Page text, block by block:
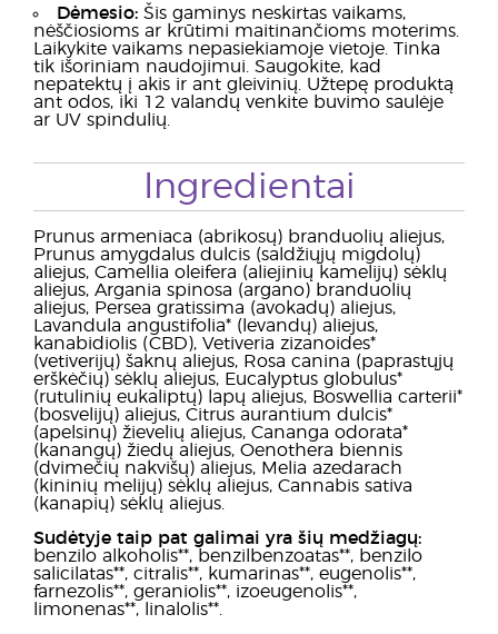
Dėmesio: Šis gaminys neskirtas vaikams,
nėščiosioms ar krūtimi maitinančioms moterims.
Laikykite vaikams nepasiekiamoje vietoje. Tinka
tik išoriniam naudojimui. Saugokite, kad
nepatektų į akis ir ant gleivinių. Užtepę produktą
ant odos, iki 12 valandų venkite buvimo saulėje
ar UV spindulių.
Ingredientai
Prunus armeniaca (abrikosų) branduolių aliejus,
Prunus amygdalus dulcis (saldžiųjų migdolų)
aliejus, Camellia oleifera (aliejinių kamelijų) sėklų
aliejus, Argania spinosa (argano) branduolių
aliejus, Persea gratissima (avokadų) aliejus,
Lavandula angustifolia* (levandų) aliejus,
kanabidiolis (CBD), Vetiveria zizanoides*
(vetiverijų) šaknų aliejus, Rosa canina (paprastųjų
erškėčių) sėklų aliejus, Eucalyptus globulus*
(rutulinių eukaliptų) lapų aliejus, Boswellia carterii*
(bosvelijų) aliejus, Citrus aurantium dulcis*
(apelsinų) žievelių aliejus, Cananga odorata*
(kanangų) žiedų aliejus, Oenothera biennis
(dvimečių nakvišų) aliejus, Melia azedarach
(kininių melijų) sėklų aliejus, Cannabis sativa
(kanapių) sėklų aliejus.
Sudėtyje taip pat galimai yra šių medžiagų:
benzilo alkoholis**, benzilbenzoatas**, benzilo
salicilatas**, citralis**, kumarinas**, eugenolis**,
farnezolis**, geraniolis**, izoeugenolis**,
limonenas**, linalolis**.